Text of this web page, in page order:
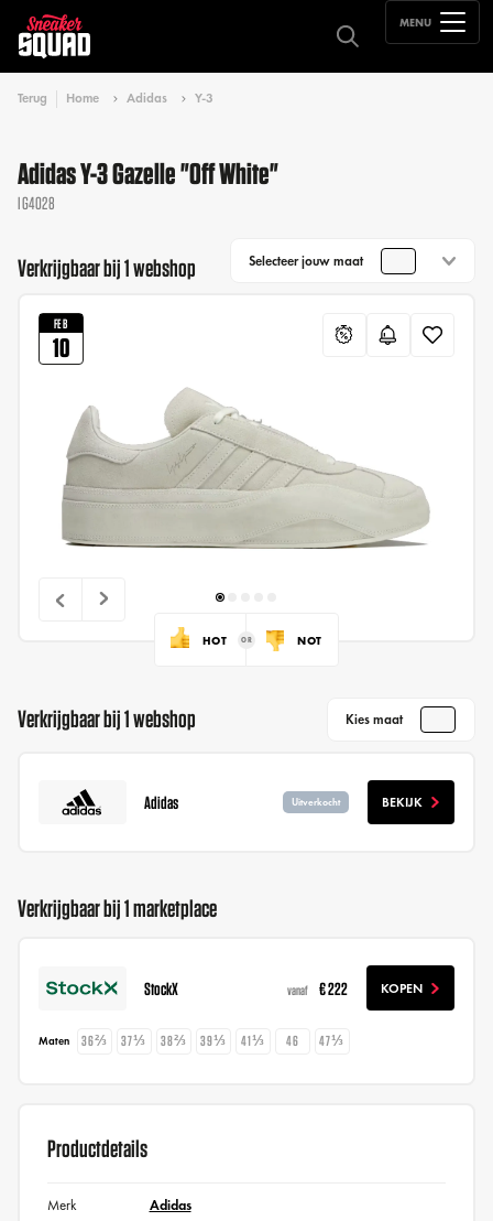
MENU
Terug Home Adidas Y-3
Adidas Y-3 Gazelle "Off White"
IG4028
Verkrijgbaar bij 1 webshop Selecteer jouw maat
FEB
10
HOT NOT
Verkrijgbaar bij 1 webshop Kies maat
Adidas Uitverkocht BEKIJK
Verkrijgbaar bij 1 marketplace
StockX vanaf € 222 KOPEN
Maten 36⅔ 37⅓ 38⅔ 39⅓ 41⅓ 46 47⅓
Productdetails
Merk Adidas